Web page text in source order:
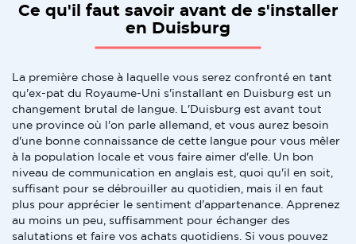
Ce qu'il faut savoir avant de s'installer
en Duisburg
La première chose à laquelle vous serez confronté en tant
qu'ex-pat du Royaume-Uni s'installant en Duisburg est un
changement brutal de langue. L'Duisburg est avant tout
une province où l'on parle allemand, et vous aurez besoin
d'une bonne connaissance de cette langue pour vous mêler
à la population locale et vous faire aimer d'elle. Un bon
niveau de communication en anglais est, quoi qu'il en soit,
suffisant pour se débrouiller au quotidien, mais il en faut
plus pour apprécier le sentiment d'appartenance. Apprenez
au moins un peu, suffisamment pour échanger des
salutations et faire vos achats quotidiens. Si vous pouvez